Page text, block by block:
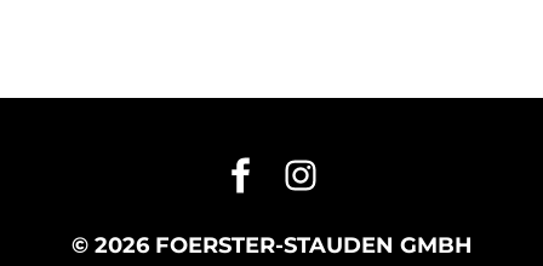
© 2026 FOERSTER-STAUDEN GMBH